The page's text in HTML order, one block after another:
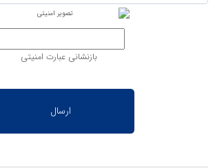
بازنشانی عبارت امنیتی